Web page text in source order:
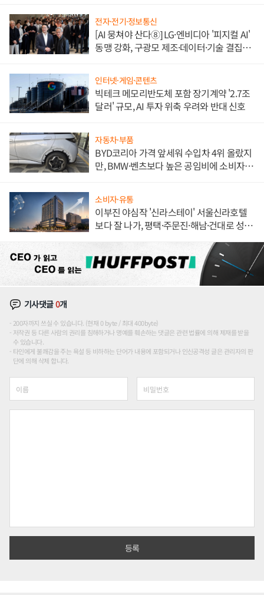
전자·전기·정보통신
[AI 뭉쳐야 산다⑧] LG·엔비디아 '피지컬 AI'
동맹 강화, 구광모 제조·데이터·기술 결집
인터넷·게임·콘텐츠
빅테크 메모리반도체 포함 장기계약 '2.7조
달러' 규모, AI 투자 위축 우려와 반대 신호
자동차·부품
BYD코리아 가격 앞세워 수입차 4위 올랐지
만, BMW·벤츠보다 높은 공임비에 소비자
소비자·유통
이부진 야심작 '신라스테이' 서울신라호텔
보다 잘 나가, 평택·주문진·해남·건대로 성
기사댓글0개
200자까지 쓰실 수 있습니다. (현재 0 byte / 최대 400byte)
저작권 등 다른 사람의 권리를 침해하거나 명예를 훼손하는 댓글은 관련 법률에 의해 제재를 받을
수 있습니다.
타인에게 불쾌감을 주는 욕설 등 비하하는 단어가 내용에 포함되거나 인신공격성 글은 관리자의 판
단에 의해 삭제 합니다.